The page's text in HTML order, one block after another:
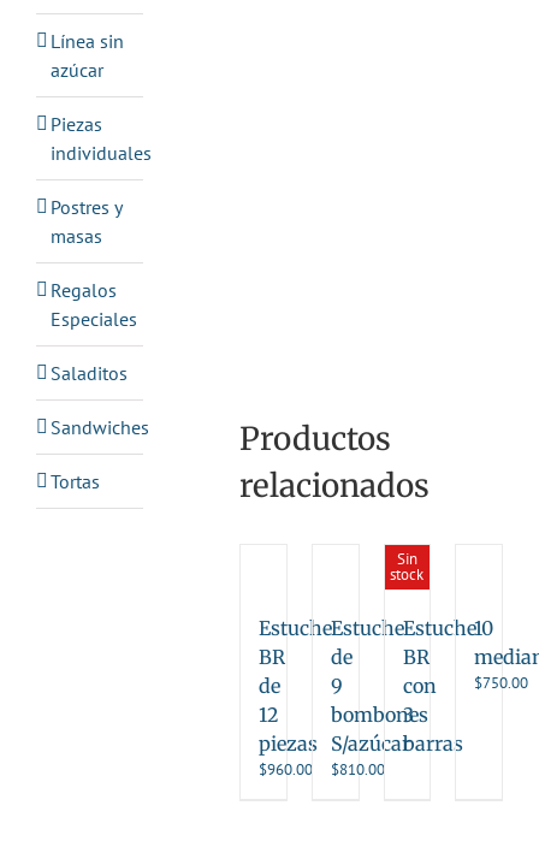
Productos
relacionados
Estuche
BR
de
12
piezas
$960.00
Estuche
de
9
bombones
S/azúcar
$810.00
Sin
stock
Estuche
BR
con
3
barras
10
$750.00
Línea sin
azúcar
Piezas
individuales
Postres y
masas
Regalos
Especiales
Saladitos
Sandwiches
Tortas